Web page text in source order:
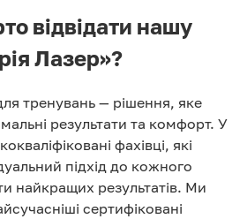
відвідати нашу
Лазер»?
тренувань — рішення, яке
результати та комфорт. У
фахівці, які
підхід до кожного
найкращих результатів. Ми
сертифіковані